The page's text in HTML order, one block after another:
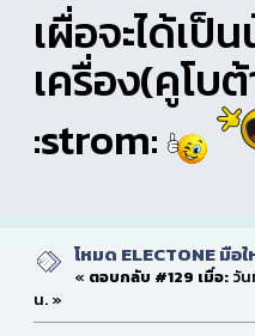
เผื่อจะได้เ
เครื่อง(คูโบ
:strom:
โหมด ELECTONE มือ
« ตอบกลับ #129 เมื่อ:วัน
น. »